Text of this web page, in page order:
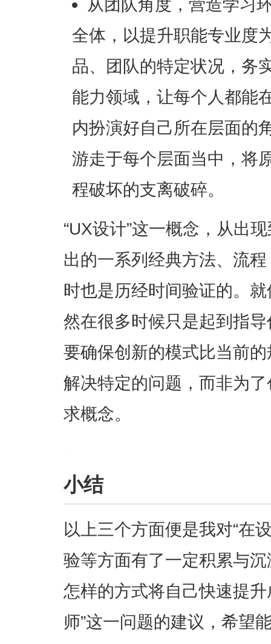
从团队角度，营造学习
全体，以提升职能专业度
品、团队的特定状况，务
能力领域，让每个人都能
内扮演好自己所在层面的
游走于每个层面当中，将
程破坏的支离破碎。
“UX设计”这一概念，从出
出的一系列经典方法、流
时也是历经时间验证的。
然在很多时候只是起到指
要确保创新的模式比当前
解决特定的问题，而非为
求概念。
小结
以上三个方面便是我对“在
验等方面有了一定积累与
怎样的方式将自己快速提
师”这一问题的建议，希望